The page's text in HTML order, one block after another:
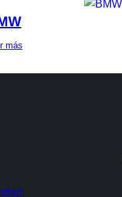
más